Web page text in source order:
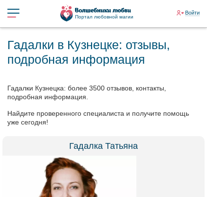
Портал любовной магии
Войти
Гадалки в Кузнецке: отзывы,
подробная информация
Гадалки Кузнецка: более 3500 отзывов, контакты,
подробная информация.
Найдите проверенного специалиста и получите помощь
уже сегодня!
Гадалка Татьяна